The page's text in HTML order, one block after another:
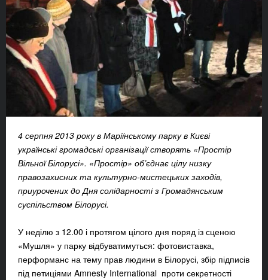
4 серпня 2013 року в Маріїнському парку в Києві
українські громадські організації створять «Простір
Вільної Білорусі». «Простір» об’єднає цілу низку
правозахисних та культурно-мистецьких заходів,
приурочених до Дня солідарності з Громадянським
суспільством Білорусі.
У неділю з 12.00 і протягом цілого дня поряд із сценою
«Мушля» у парку відбуватимуться: фотовиставка,
перформанс на тему прав людини в Білорусі, збір підписів
під петиціями Amnesty International проти секретності